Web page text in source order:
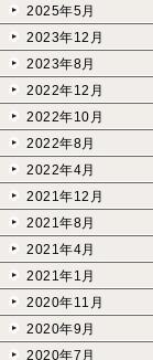
2025年5月
2023年12月
2023年8月
2022年12月
2022年10月
2022年8月
2022年4月
2021年12月
2021年8月
2021年4月
2021年1月
2020年11月
2020年9月
2020年7月